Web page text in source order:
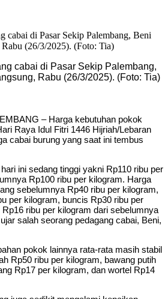
cabai di Pasar Sekip Palembang,
Rabu (26/3/2025). (Foto: Tia)
– Harga kebutuhan pokok
Raya Idul Fitri 1446 Hijriah/Lebaran
cabai burung yang saat ini tembus
ini sedang tinggi yakni Rp110 ribu per
Rp100 ribu per kilogram. Harga
sebelumnya Rp40 ribu per kilogram,
per kilogram, buncis Rp30 ribu per
ribu per kilogram dari sebelumnya
salah seorang pedagang cabai, Beni,
pokok lainnya rata-rata masih stabil
Rp50 ribu per kilogram, bawang putih
Rp17 per kilogram, dan wortel Rp14